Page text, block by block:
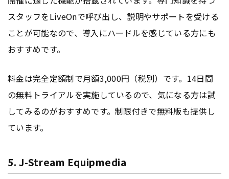
スタッフをLiveOnで呼び出し、説明やサポートを受ける
ことが可能なので、導入にハードルを感じている方にも
おすすめです。
料金は完全定額制で月額3,000円（税別）です。14日間
の無料トライアルを実施しているので、気になる方は試
してみるのがおすすめです。制限付きで無料版も提供し
ています。
5. J-Stream Equipmedia